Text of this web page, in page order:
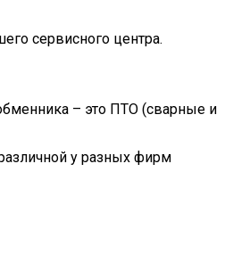
сервисного центра.
– это ПТО (сварные и
у разных фирм